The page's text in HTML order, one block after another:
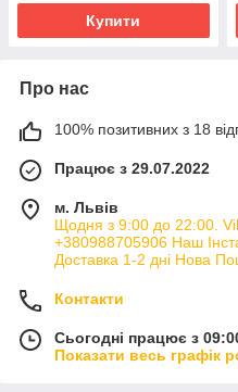
Купити
Про нас
100% позитивних з 18
Працює з 29.07.2022
м. Львів
Щодня з 9:00 до 22:00.
+380988705906 Наш
Доставка 1-2 дні Нова
Контакти
Сьогодні працює з
Показати весь графік